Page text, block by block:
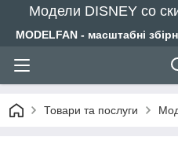
Модели DISNEY со
MODELFAN - масштабні
Товари та послуги